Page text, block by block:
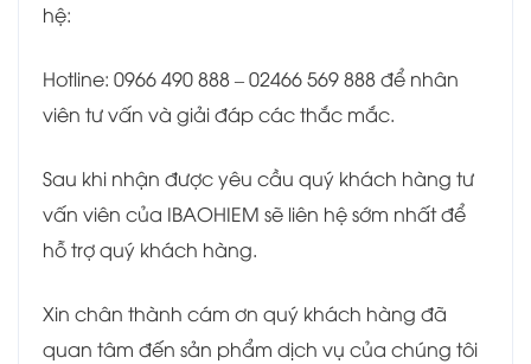
hệ:
Hotline: 0966 490 888 – 02466 569 888 để nhân
viên tư vấn và giải đáp các thắc mắc.
Sau khi nhận được yêu cầu quý khách hàng tư
vấn viên của IBAOHIEM sẽ liên hệ sớm nhất để
hỗ trợ quý khách hàng.
Xin chân thành cám ơn quý khách hàng đã
quan tâm đến sản phẩm dịch vụ của chúng tôi